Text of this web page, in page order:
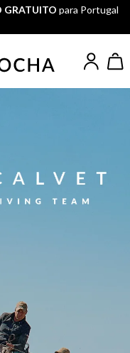
GRATUITO para Portugal